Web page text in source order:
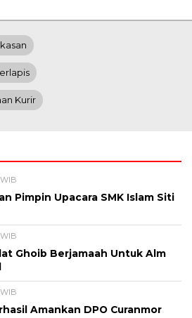
Kurir
Pimpin Upacara SMK Islam Siti
Ghoib Berjamaah Untuk Alm
Amankan DPO Curanmor